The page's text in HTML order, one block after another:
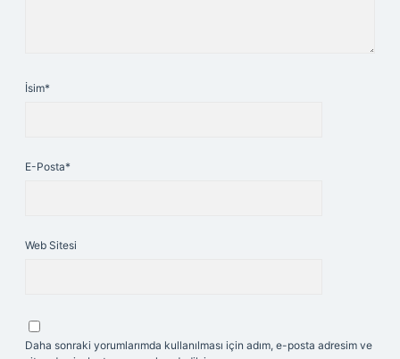
İsim*
E-Posta*
Web Sitesi
Daha sonraki yorumlarımda kullanılması için adım, e-posta adresim ve